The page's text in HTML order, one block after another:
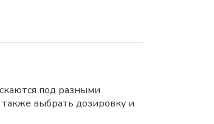
под разными
выбрать дозировку и